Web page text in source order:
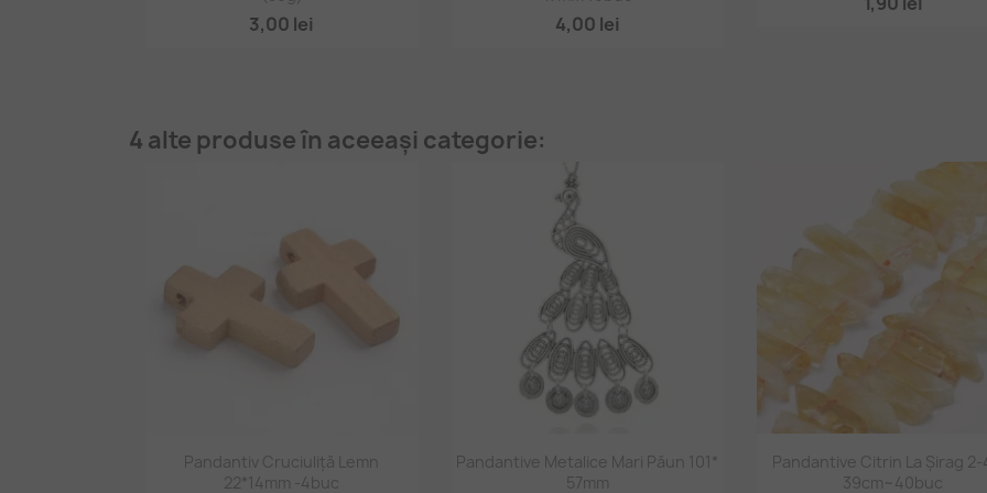
3,00 lei 4,00 lei
4 alte produse în aceeași categorie:
Vizualizare rapidă
Pandantiv Cruciuliță Lemn
22*14mm -4buc
 Vizualizare rapidă
Pandantive Metalice Mari Păun 101*
57mm
Vizualizare rapidă
Pandantive Citrin La Șirag 2-
39cm~40buc